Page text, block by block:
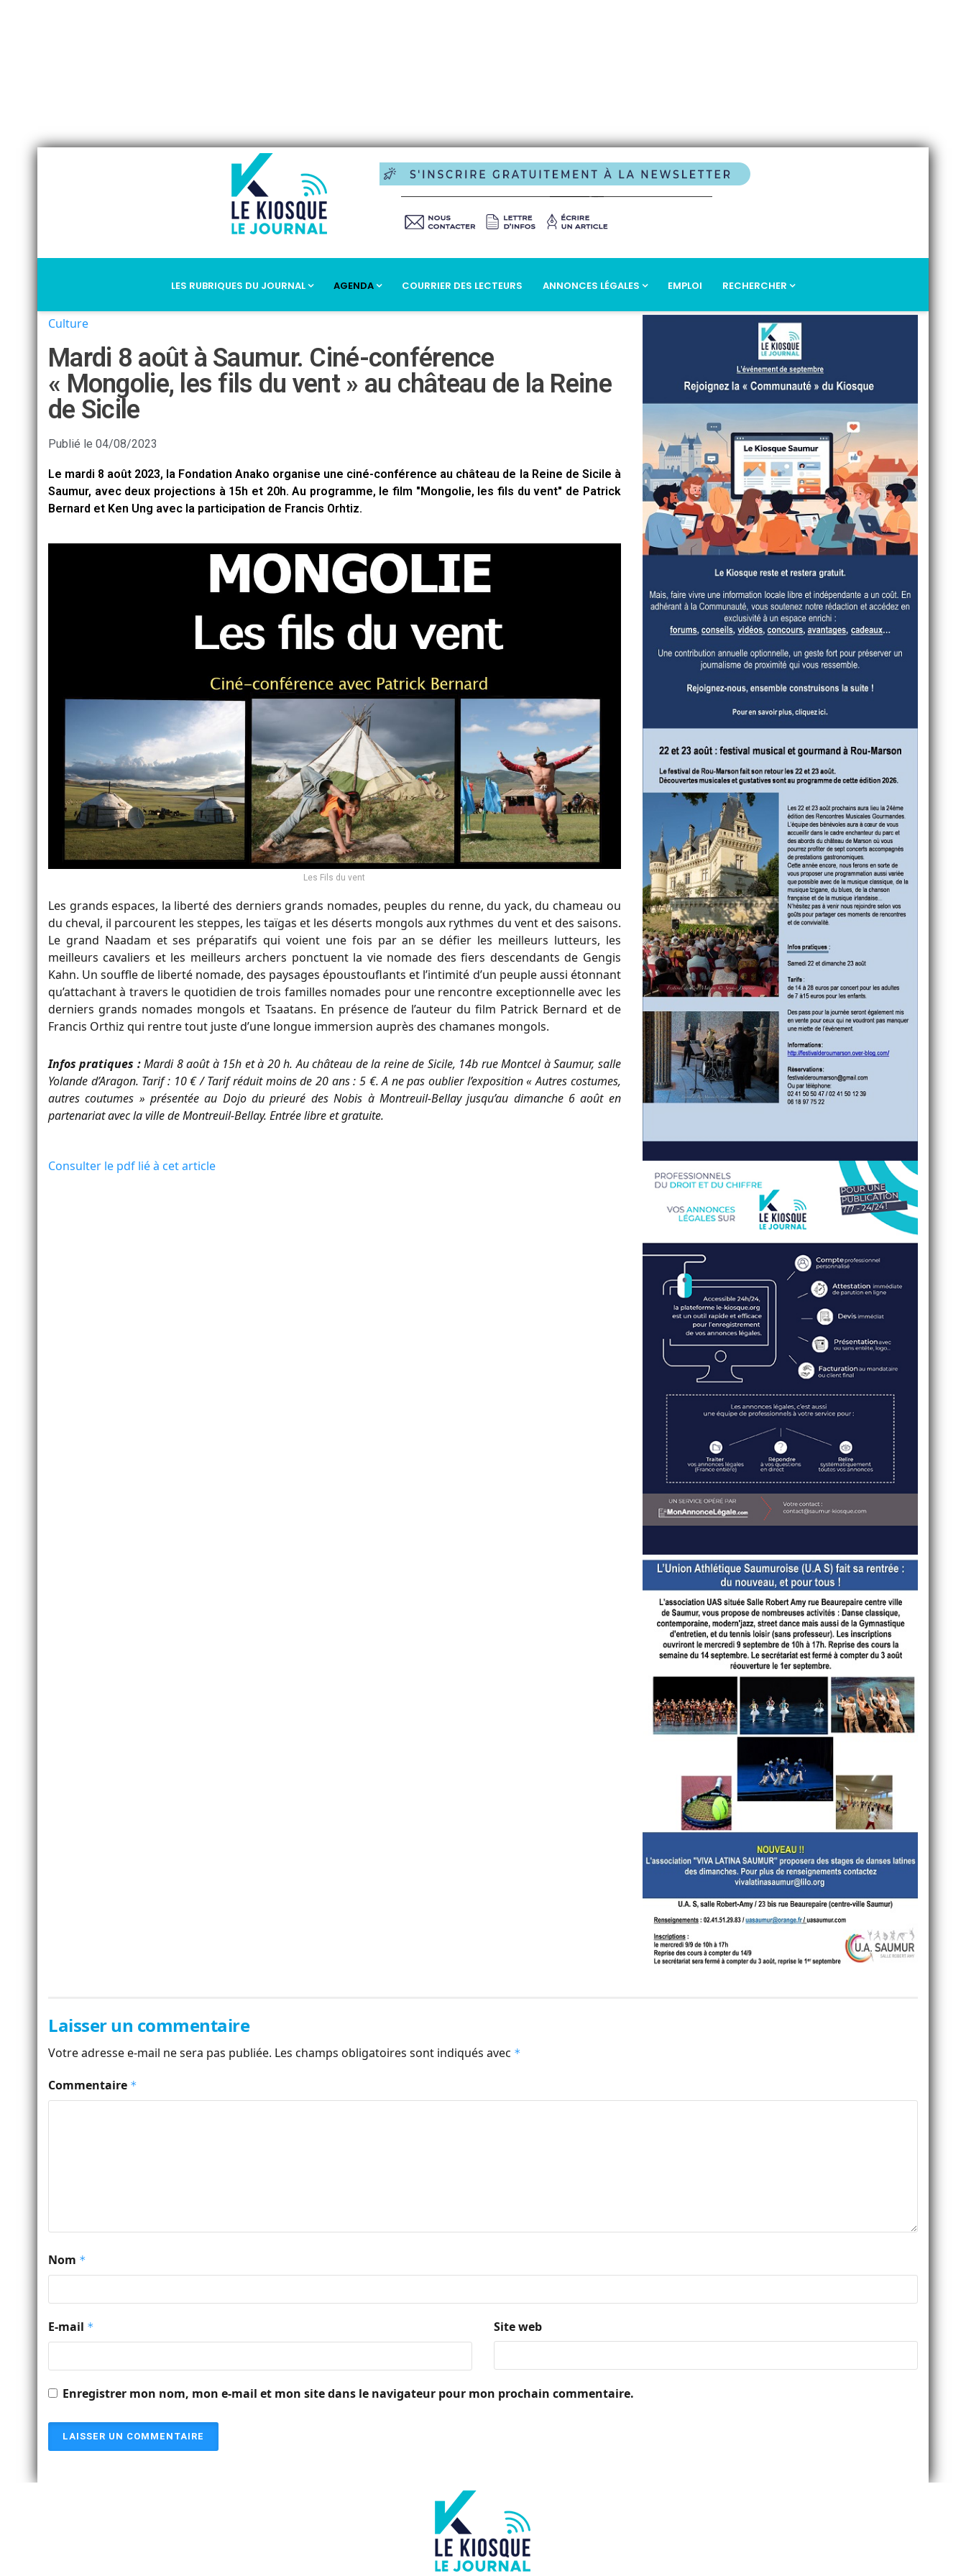
LES RUBRIQUES DU JOURNAL AGENDA COURRIER DES LECTEURS ANNONCES LÉGALES EMPLOI RECHERCHER
Culture
Mardi 8 août à Saumur. Ciné-conférence
« Mongolie, les fils du vent » au château de la Reine
de Sicile
Publié le 04/08/2023
Le mardi 8 août 2023, la Fondation Anako organise une ciné-conférence au château de la Reine de Sicile à
Saumur, avec deux projections à 15h et 20h. Au programme, le film "Mongolie, les fils du vent" de Patrick
Bernard et Ken Ung avec la participation de Francis Orhtiz.
Les Fils du vent
Les grands espaces, la liberté des derniers grands nomades, peuples du renne, du yack, du chameau ou
du cheval, il parcourent les steppes, les taïgas et les déserts mongols aux rythmes du vent et des saisons.
Le grand Naadam et ses préparatifs qui voient une fois par an se défier les meilleurs lutteurs, les
meilleurs cavaliers et les meilleurs archers ponctuent la vie nomade des fiers descendants de Gengis
Kahn. Un souffle de liberté nomade, des paysages époustouflants et l’intimité d’un peuple aussi étonnant
qu’attachant à travers le quotidien de trois familles nomades pour une rencontre exceptionnelle avec les
derniers grands nomades mongols et Tsaatans. En présence de l’auteur du film Patrick Bernard et de
Francis Orthiz qui rentre tout juste d’une longue immersion auprès des chamanes mongols.
Infos pratiques :Mardi 8 août à 15h et à 20 h. Au château de la reine de Sicile, 14b rue Montcel à Saumur, salle
Yolande d’Aragon. Tarif : 10 € / Tarif réduit moins de 20 ans : 5 €. A ne pas oublier l’exposition « Autres costumes,
autres coutumes » présentée au Dojo du prieuré des Nobis à Montreuil-Bellay jusqu’au dimanche 6 août en
partenariat avec la ville de Montreuil-Bellay. Entrée libre et gratuite.
Consulter le pdf lié à cet article
Laisser un commentaire
Votre adresse e-mail ne sera pas publiée. Les champs obligatoires sont indiqués avec *
Commentaire *
Nom *
E-mail * Site web
Enregistrer mon nom, mon e-mail et mon site dans le navigateur pour mon prochain commentaire.